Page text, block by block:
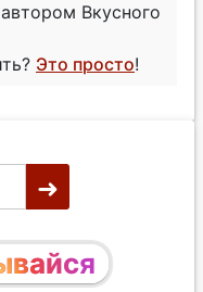
Вкусного
Это просто!